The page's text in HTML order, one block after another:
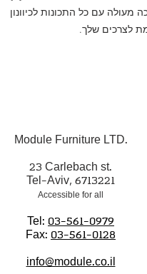
עם כל התכונות לכיוונון
לצרכים שלך.
Module Furniture LTD.
23 Carlebach st.
Tel-Aviv, 6713221
Accessible for all
Tel: 03-561-0979
Fax: 03-561-0128
info@module.co.il